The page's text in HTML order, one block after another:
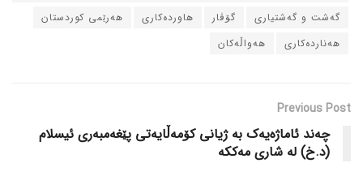
گه‌شت و گه‌شتیاری
گۆڤار هاورده‌کاری
هه‌رێمی کوردستان
هه‌نارده‌کاری
هه‌واڵه‌کان
Previous Post
چه‌ند ئاماژه‌یه‌ک به‌ ژیانی کۆمه‌ڵایه‌تی پێغه‌مبه‌ری ئیسلام
(د.خ) له‌ شاری مه‌ککه‌